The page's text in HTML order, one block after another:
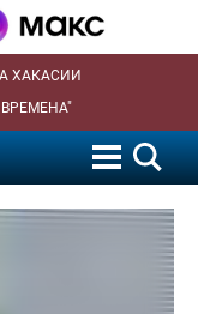
ХАКАСИИ